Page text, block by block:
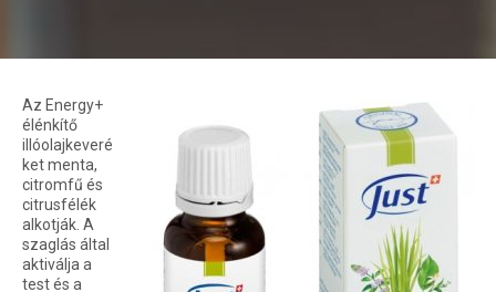
Az Energy+
élénkítő
illóolajkeveré
ket menta,
citromfű és
citrusfélék
alkotják. A
szaglás által
aktiválja a
test és a